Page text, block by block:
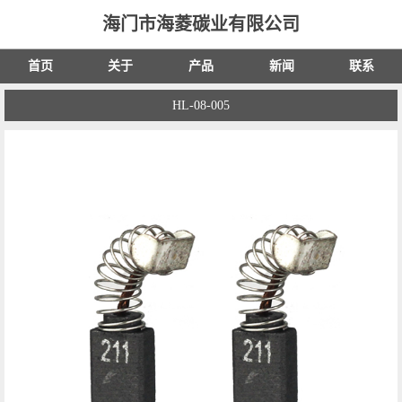
海门市海菱碳业有限公司
首页 关于 产品 新闻 联系
HL-08-005